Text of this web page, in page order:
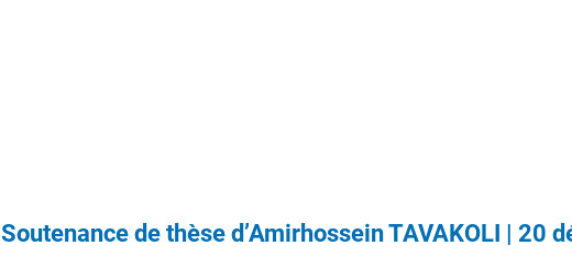
Soutenance de thèse d’Amirhossein TAVAKOLI | 20